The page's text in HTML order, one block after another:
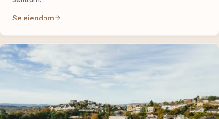
Se eiendom